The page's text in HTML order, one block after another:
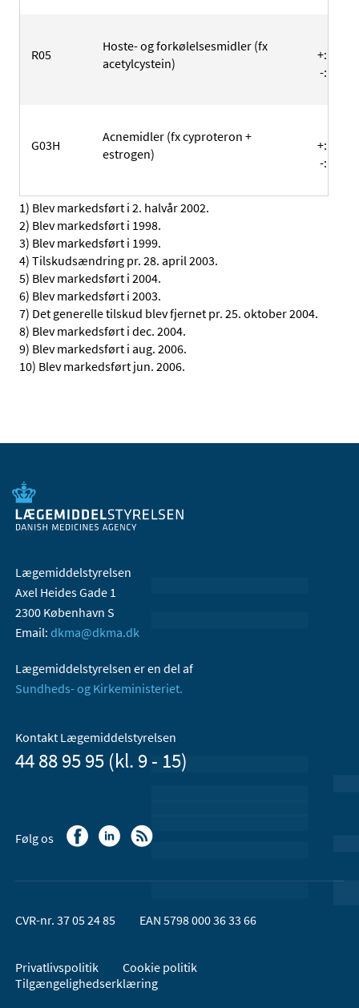
R05
Hoste- og forkølelsesmidler (fx
acetylcystein)
+: 279
-: 152
G03H
Acnemidler (fx cyproteron +
estrogen)
+: 325
-: 106
1) Blev markedsført i 2. halvår 2002.
2) Blev markedsført i 1998.
3) Blev markedsført i 1999.
4) Tilskudsændring pr. 28. april 2003.
5) Blev markedsført i 2004.
6) Blev markedsført i 2003.
7) Det generelle tilskud blev fjernet pr. 25. oktober 2004.
8) Blev markedsført i dec. 2004.
9) Blev markedsført i aug. 2006.
10) Blev markedsført jun. 2006.
Lægemiddelstyrelsen
Axel Heides Gade 1
2300 København S
Email: dkma@dkma.dk
Lægemiddelstyrelsen er en del af
Sundheds- og Kirkeministeriet.
Kontakt Lægemiddelstyrelsen
44 88 95 95 (kl. 9 - 15)
Følg os
CVR-nr. 37 05 24 85 EAN 5798 000 36 33 66
Privatlivspolitik
Cookie politik
Tilgængelighedserklæring